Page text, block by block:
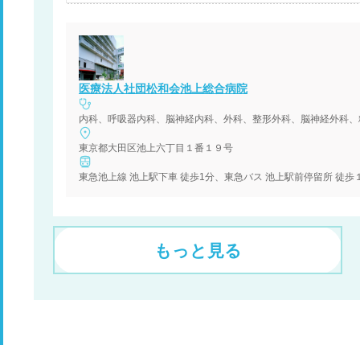
医療法人社団松和会池上総合病院
内科、呼吸器内科、脳神経内科、外科、整形外科、脳神経外科
東京都大田区池上六丁目１番１９号
東急池上線 池上駅下車 徒歩1分、東急バス 池上駅前停留所 徒歩
もっと見る